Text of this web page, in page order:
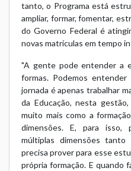
tanto, o Programa está
ampliar, formar, fomentar,
do Governo Federal é
novas matrículas em tempo
"A gente pode entender a
formas. Podemos
jornada é apenas trabalhar
da Educação, nesta
muito mais como a
dimensões. E, para isso,
múltiplas dimensões
precisa prover para esse
própria formação. E quando